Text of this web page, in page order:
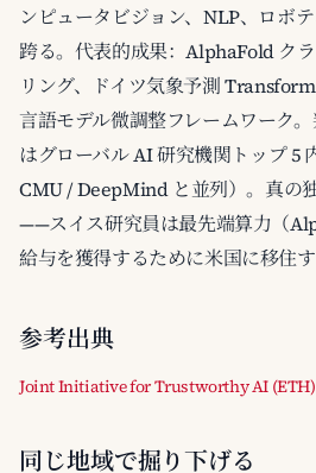
ンピュータビジョン、NLP、ロボ
跨る。代表的成果：AlphaFold ク
リング、ドイツ気象予測
言語モデル微調整フレームワーク
はグローバル AI 研究機関トップ 5
CMU / DeepMind と並列）。真の
——スイス研究員は最先端算力（
給与を獲得するために米国に移住
参考出典
Joint Initiative for Trustworthy AI (ETH)
同じ地域で掘り下げる